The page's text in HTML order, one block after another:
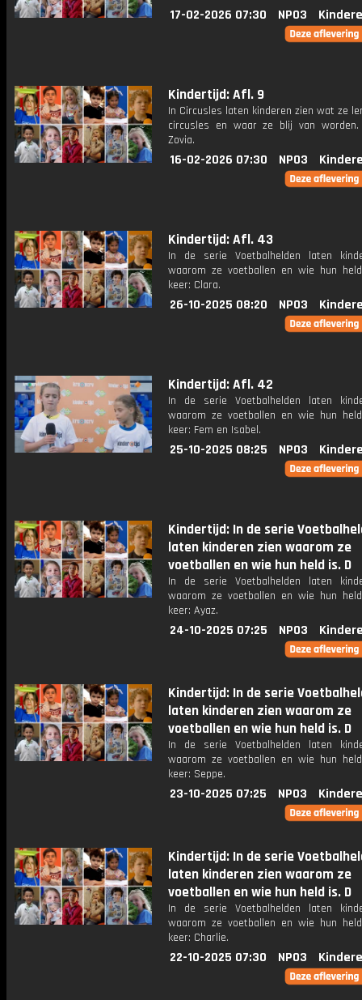
17-02-2026 07:30 NPO3
Kindertijd: Afl. 9
In Circusles laten kinderen zien wat ze
circusles en waar ze blij van
Zovia.
16-02-2026 07:30 NPO3
Kindertijd: Afl. 43
In de serie Voetbalhelden laten
waarom ze voetballen en wie hun
keer: Clara.
26-10-2025 08:20 NPO3
Kindertijd: Afl. 42
In de serie Voetbalhelden laten
waarom ze voetballen en wie hun
keer: Fem en Isabel.
25-10-2025 08:25 NPO3
Kindertijd: In de serie
laten kinderen zien waarom ze
voetballen en wie hun held is. D
In de serie Voetbalhelden laten
waarom ze voetballen en wie hun
keer: Ayaz.
24-10-2025 07:25 NPO3
Kindertijd: In de serie
laten kinderen zien waarom ze
voetballen en wie hun held is. D
In de serie Voetbalhelden laten
waarom ze voetballen en wie hun
keer: Seppe.
23-10-2025 07:25 NPO3
Kindertijd: In de serie
laten kinderen zien waarom ze
voetballen en wie hun held is. D
In de serie Voetbalhelden laten
waarom ze voetballen en wie hun
keer: Charlie.
22-10-2025 07:30 NPO3